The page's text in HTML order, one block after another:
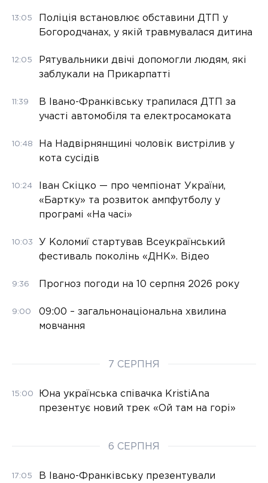
13:05
Поліція встановлює обставини ДТП у
Богородчанах, у якій травмувалася дитина
12:05
Рятувальники двічі допомогли людям, які
заблукали на Прикарпатті
11:39
В Івано-Франківську трапилася ДТП за
участі автомобіля та електросамоката
10:48
На Надвірнянщині чоловік вистрілив у
кота сусідів
10:24
Іван Скіцко — про чемпіонат України,
«Бартку» та розвиток ампфутболу у
програмі «На часі»
10:03
У Коломиї стартував Всеукраїнський
фестиваль поколінь «ДНК». Відео
9:36 Прогноз погоди на 10 серпня 2026 року
9:00
09:00 – загальнонаціональна хвилина
мовчання
7 СЕРПНЯ
15:00
Юна українська співачка KristiAna
презентує новий трек «Ой там на горі»
6 СЕРПНЯ
17:05 В Івано-Франківську презентували